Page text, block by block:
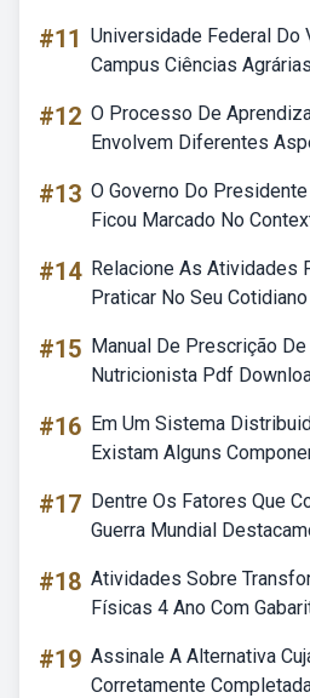
#11 Universidade Federal Do
Campus Ciências Agrárias
#12 O Processo De
Envolvem Diferentes
#13 O Governo Do
Ficou Marcado No
#14 Relacione As Atividades
Praticar No Seu Cotidiano
#15 Manual De Prescrição
Nutricionista Pdf
#16 Em Um Sistema
Existam Alguns
#17 Dentre Os Fatores Que
Guerra Mundial
#18 Atividades Sobre
Físicas 4 Ano Com
#19 Assinale A Alternativa
Corretamente